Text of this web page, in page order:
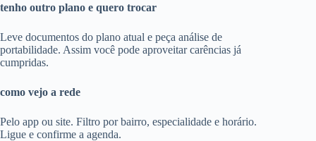
tenho outro plano e quero trocar
Leve documentos do plano atual e peça análise de
portabilidade. Assim você pode aproveitar carências já
cumpridas.
como vejo a rede
Pelo app ou site. Filtro por bairro, especialidade e horário.
Ligue e confirme a agenda.